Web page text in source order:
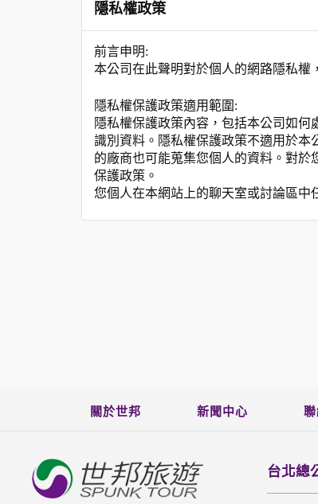
隱私權政策
前言申明:
本公司在此聲明對於個人的網路隱私權
隱私權保護政策適用範圍:
隱私權保護政策內容，包括本公司如
識別資料。隱私權保護政策不適用於
的廠商也可能蒐集您個人的資料。對
保護政策。
您個人在本網站上的聊天室或討論區中
為了在本網站提供您最佳的互動性服
於一般瀏覽時，伺服器會自行記錄相
服務後，我們即取得您的資料。註冊
項記錄和您對應。請您注意，在本網站
網站有其個別的私權保護政策，其資
關於世邦 新聞中心 聯
台北總